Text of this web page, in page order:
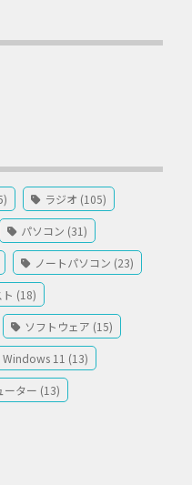
ラジオ (105)
パソコン (31)
ノートパソコン (23)
ト (18)
ソフトウェア (15)
Windows 11 (13)
ーター (13)